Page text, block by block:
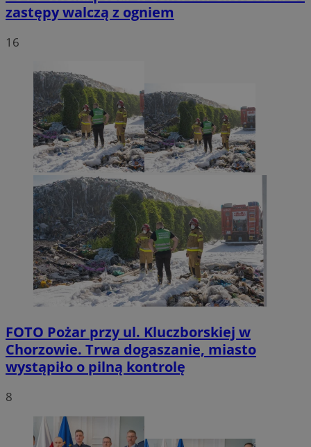
zastępy walczą z ogniem
16
FOTO Pożar przy ul. Kluczborskiej w
Chorzowie. Trwa dogaszanie, miasto
wystąpiło o pilną kontrolę
8